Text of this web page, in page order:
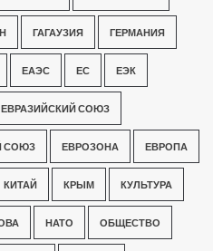
ГАГАУЗИЯ ГЕРМАНИЯ
ЕАЭС ЕС ЕЭК
ЕВРАЗИЙСКИЙ СОЮЗ
СОЮЗ ЕВРОЗОНА ЕВРОПА
КИТАЙ КРЫМ КУЛЬТУРА
НАТО ОБЩЕСТВО